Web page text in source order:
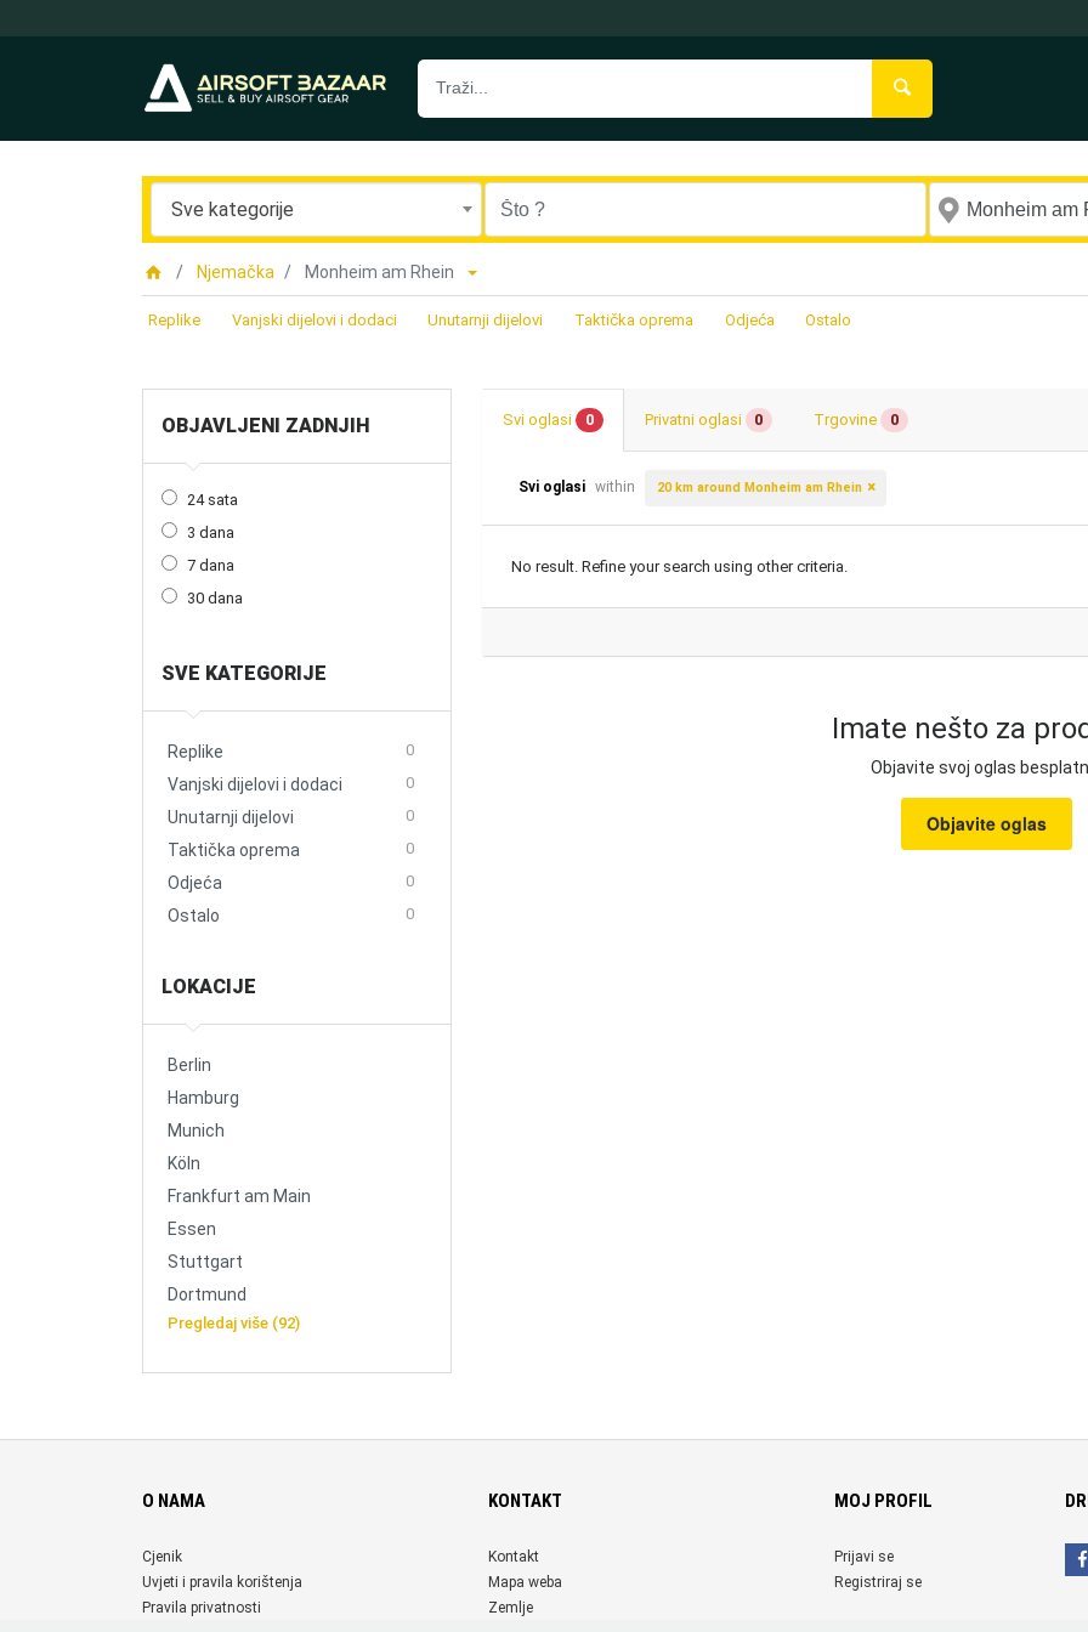
Sve kategorije
Njemačka Monheim am Rhein
Replike Vanjski dijelovi i dodaci Unutarnji dijelovi Taktička oprema Odjeća Ostalo
OBJAVLJENI ZADNJIH
24 sata
3 dana
7 dana
30 dana
SVE KATEGORIJE
Replike 0
Vanjski dijelovi i dodaci 0
Unutarnji dijelovi 0
Taktička oprema 0
Odjeća 0
Ostalo 0
LOKACIJE
Berlin
Hamburg
Munich
Köln
Frankfurt am Main
Essen
Stuttgart
Dortmund
Pregledaj više (92)
Svi oglasi 0 Privatni oglasi 0 Trgovine 0
Svi oglasi within 20 km around Monheim am Rhein
No result. Refine your search using other criteria.
Imate nešto za
Objavite svoj oglas
Objavite oglas
O NAMA
Cjenik
Uvjeti i pravila korištenja
Pravila privatnosti
KONTAKT
Kontakt
Mapa weba
Zemlje
MOJ PROFIL
Prijavi se
Registriraj se